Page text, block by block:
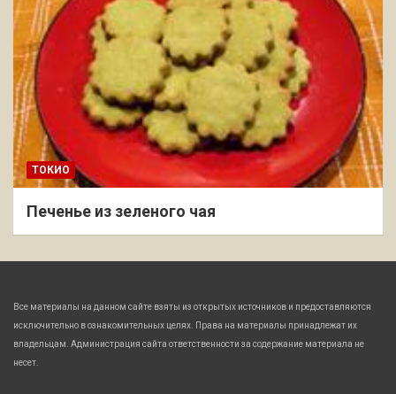
ТОКИО
Печенье из зеленого чая
Все материалы на данном сайте взяты из открытых источников и предоставляются
исключительно в ознакомительных целях. Права на материалы принадлежат их
владельцам. Администрация сайта ответственности за содержание материала не
несет.